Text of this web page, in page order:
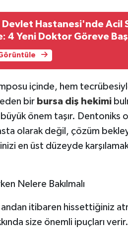
Devlet Hastanesi'nde Acil
4 Yeni Doktor Göreve
içinde, hem
bir bursa diş hekimi
önem taşır. Dentoniks
olarak değil, çözüm
en üst düzeyde
Nelere Bakılmalı
andan itibaren hissettiğiniz
size önemli ipuçları